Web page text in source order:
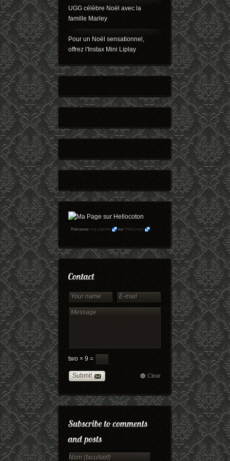
UGG célèbre Noël avec la
famille Marley
Pour un Noël sensationnel,
offrez l'Instax Mini Liplay
Retrouvezmaryophoto surHellocoton
two × 9 =
Submit Clear